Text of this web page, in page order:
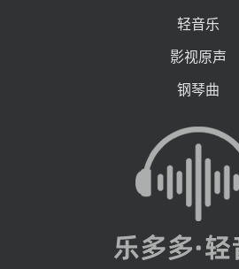
轻音乐
影视原声
钢琴曲